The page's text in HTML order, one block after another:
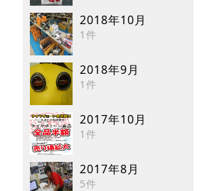
2018年10月
1件
2018年9月
1件
2017年10月
1件
2017年8月
5件